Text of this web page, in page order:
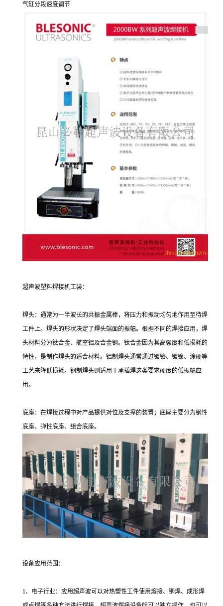
气缸分段速度调节
超声波塑料焊接机工装：
焊头：通常为一半波长的共振金属棒，将压力和振动均匀地作用至待焊
工件上。焊头的形状决定了焊头端面的振幅。根据不同的焊接应用，焊
头材料分为钛合金、航空铝及合金钢。钛合金因为其高强度和低损耗的
特性，是制作焊头的适合材料。铝制焊头通常通过镀铬、镀镍、涂硬等
工艺来降低损耗。钢制焊头则适用于承插焊这类要求硬度的低振幅应
用。
底座：在焊接过程中对产品提供对位及支撑的装置；底座主要分为钢性
底座、弹性底座、组合底座。
设备应用范围：
1、电子行业：应用超声波可以对热塑性工件使用熔接、铆焊、成形焊